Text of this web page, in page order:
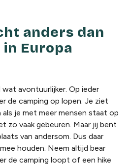
anders dan
Europa
wat avontuurlijker. Op ieder
de camping op lopen. Je ziet
als je met meer mensen staat op
zo vaak gebeuren. Maar jij bent
van andersom. Dus daar
houden. Neem altijd bear
de camping loopt of een hike